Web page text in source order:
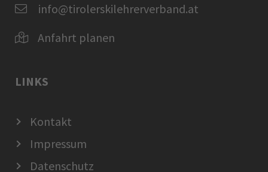
info@tirolerskilehrerverband.at
Anfahrt planen
LINKS
Kontakt
Impressum
Datenschutz